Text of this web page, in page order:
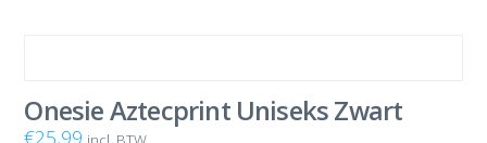
Onesie Aztecprint Uniseks Zwart
€25,99